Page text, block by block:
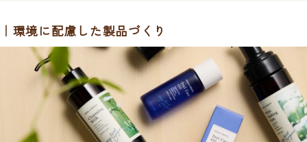
環境に配慮した製品づくり